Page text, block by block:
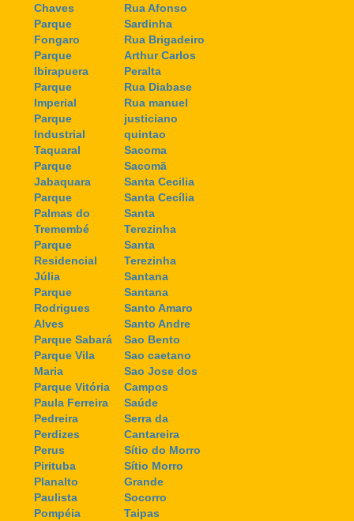
Chaves
Parque
Fongaro
Parque
Ibirapuera
Parque
Imperial
Parque
Industrial
Taquaral
Parque
Jabaquara
Parque
Palmas do
Tremembé
Parque
Residencial
Júlia
Parque
Rodrigues
Alves
Parque Sabará
Parque Vila
Maria
Parque Vitória
Paula Ferreira
Pedreira
Perdizes
Perus
Pirituba
Planalto
Paulista
Pompéia
Rua Afonso
Sardinha
Rua Brigadeiro
Arthur Carlos
Peralta
Rua Diabase
Rua manuel
justiciano
quintao
Sacoma
Sacomã
Santa Cecilia
Santa Cecília
Santa
Terezinha
Santa
Terezinha
Santana
Santana
Santo Amaro
Santo Andre
Sao Bento
Sao caetano
Sao Jose dos
Campos
Saúde
Serra da
Cantareira
Sítio do Morro
Sítio Morro
Grande
Socorro
Taipas